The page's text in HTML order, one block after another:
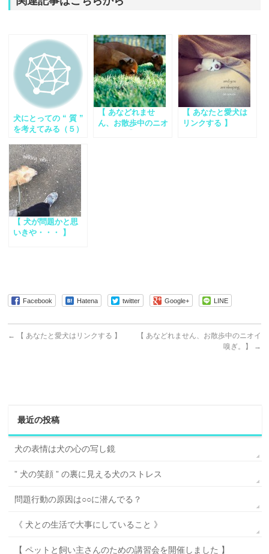
犬にとっての “ 質 ”
を考えてみる（５）
【 あなどれませ
ん、お散歩中のニオ
【 あなたと愛犬は
リンクする 】
【 犬が問題かと思
いきや・・・ 】
Facebook Hatena twitter Google+ LINE
← 【 あなたと愛犬はリンクする 】
【 あなどれません、お散歩中のニオイ
嗅ぎ。】
→
最近の投稿
犬の表情は犬の心の写し鏡
” 犬の笑顔 ” の裏に見える犬のストレス
問題行動の原因は○○に潜んでる？
《 犬との生活で大事にしていること 》
【 ペットと飼い主さんのための講習会を開催しました 】